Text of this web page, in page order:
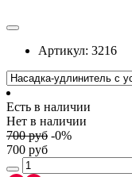
Артикул: 3216
Есть в наличии
Нет в наличии
700руб -0%
700 руб